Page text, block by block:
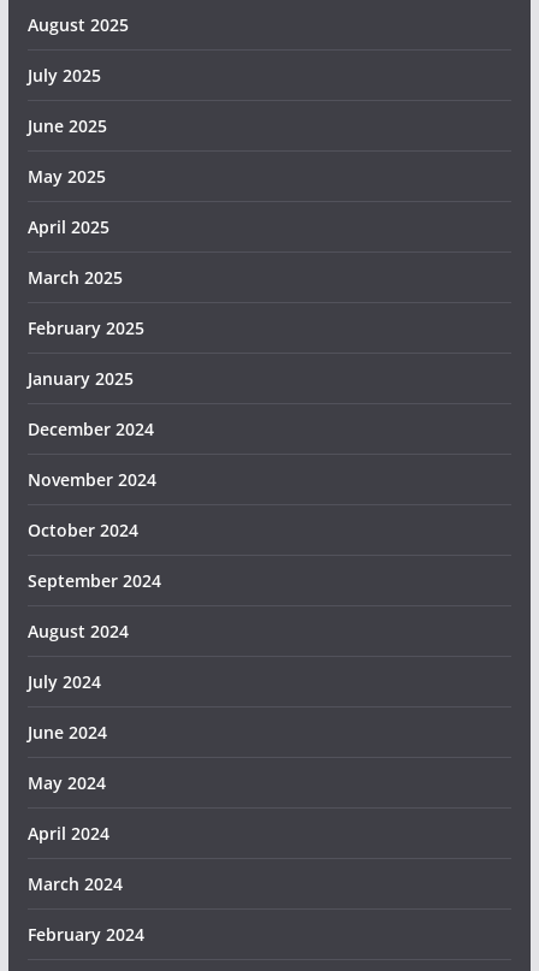
August 2025
July 2025
June 2025
May 2025
April 2025
March 2025
February 2025
January 2025
December 2024
November 2024
October 2024
September 2024
August 2024
July 2024
June 2024
May 2024
April 2024
March 2024
February 2024